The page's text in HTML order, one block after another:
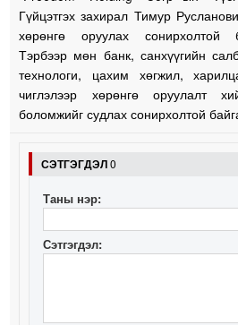
Гүйцэтгэх захирал Тимур
хөрөнгө оруулах сонирхолтой
Тэрбээр мөн банк, санхүүгийн
технологи, цахим хөгжил,
чиглэлээр хөрөнгө оруулалт
боломжийг судлах сонирхолтой
СЭТГЭГДЭЛ0
Таны нэр:
Сэтгэгдэл: